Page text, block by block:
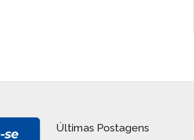
Últimas Postagens